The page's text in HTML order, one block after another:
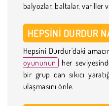
balyozlar, baltalar, variller
HEPSINI DURDUR
Hepsini Durdur'daki
oyununun her
bir grup can sıkıcı
ulaşmasını önle.